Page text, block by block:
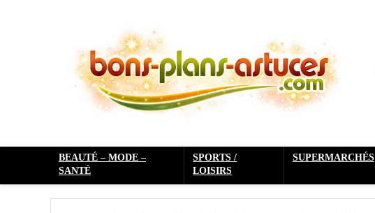
BEAUTÉ – MODE –
SANTÉ
SPORTS /
LOISIRS
SUPERMARCHÉS